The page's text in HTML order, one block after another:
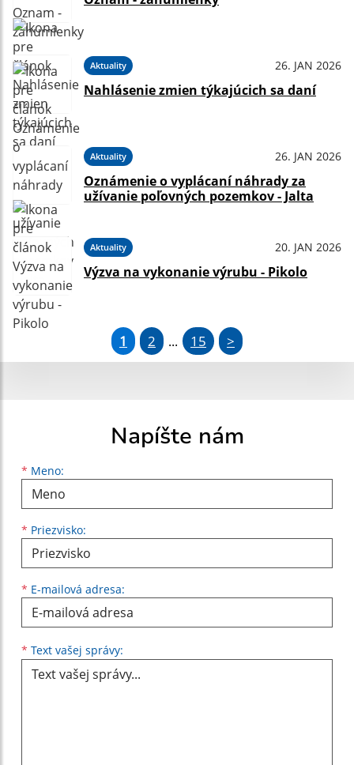
Aktuality 26. JAN 2026
Nahlásenie zmien týkajúcich sa daní
Aktuality 26. JAN 2026
Oznámenie o vyplácaní náhrady za
užívanie poľovných pozemkov - Jalta
Aktuality 20. JAN 2026
Výzva na vykonanie výrubu - Pikolo
1 2 ... 15 >
Napíšte nám
* Meno:
Meno
* Priezvisko:
Priezvisko
* E-mailová adresa:
E-mailová adresa
* Text vašej správy: